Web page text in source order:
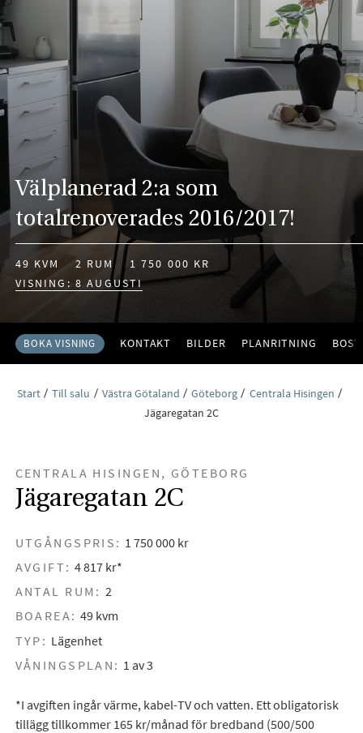
Välplanerad 2:a som
totalrenoverades 2016/2017!
49 KVM 2 RUM
1 750 000 KR
VISNING: 8 AUGUSTI
BOKA VISNING KONTAKT BILDER PLANRITNING
Start Till salu Västra Götaland Göteborg
Centrala Hisingen
Jägaregatan 2C
CENTRALA HISINGEN, GÖTEBORG
Jägaregatan 2C
UTGÅNGSPRIS: 1 750 000 kr
AVGIFT: 4 817 kr*
ANTAL RUM: 2
BOAREA: 49 kvm
TYP: Lägenhet
VÅNINGSPLAN: 1 av 3
*I avgiften ingår värme, kabel-TV och vatten. Ett obligatorisk
tillägg tillkommer 165 kr/månad för bredband (500/500